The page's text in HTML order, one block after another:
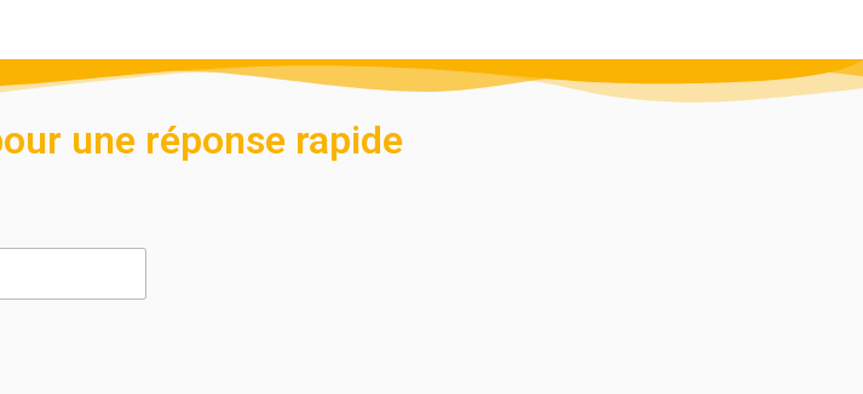
une réponse rapide